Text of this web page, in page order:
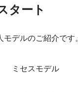
タート
モデルのご紹介です。
ミセスモデル